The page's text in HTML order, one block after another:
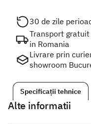
30 de zile
Transport
in Romania
Livrare prin
showroom
Specificații tehnice
Alte informatii